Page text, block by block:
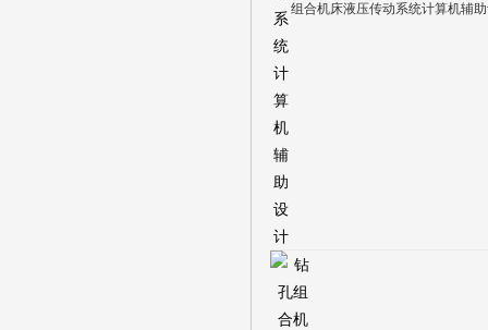
组合机床液压传动系统计算机辅